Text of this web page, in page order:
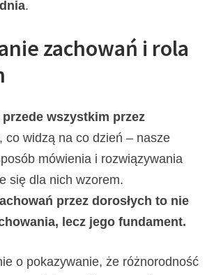
.
zachowań i rola
wszystkim przez
co widzą na co dzień – nasze
mówienia i rozwiązywania
się dla nich wzorem.
przez dorosłych to nie
lecz jego fundament.
o pokazywanie, że różnorodność